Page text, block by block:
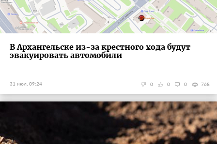
В Архангельске из-за крестного хода будут
эвакуировать автомобили
31 июл, 09:24 768
0
0
0